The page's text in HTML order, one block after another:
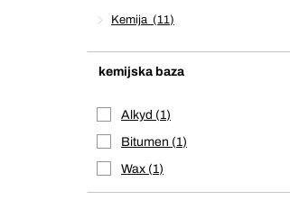
Kemija 11
kemijska baza
Alkyd
1
Bitumen
1
Wax 1